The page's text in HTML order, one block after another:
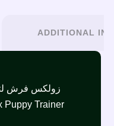
ADDITIONAL